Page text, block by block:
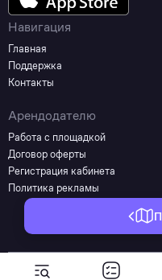
Навигация
Главная
Поддержка
Контакты
Арендодателю
Работа с площадкой
Договор оферты
Регистрация кабинета
Политика рекламы